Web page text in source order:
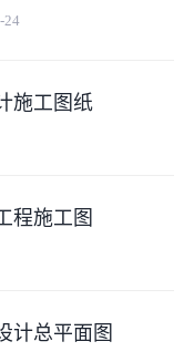
24
施工图纸
程施工图
计总平面图